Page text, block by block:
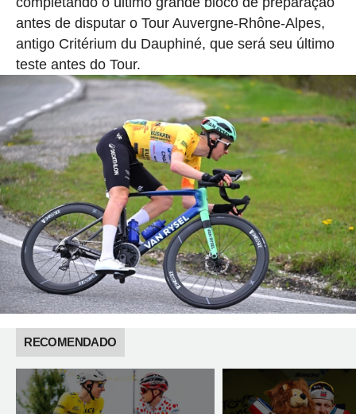
antes de disputar o Tour Auvergne-Rhône-Alpes,
antigo Critérium du Dauphiné, que será seu último
teste antes do Tour.
RECOMENDADO